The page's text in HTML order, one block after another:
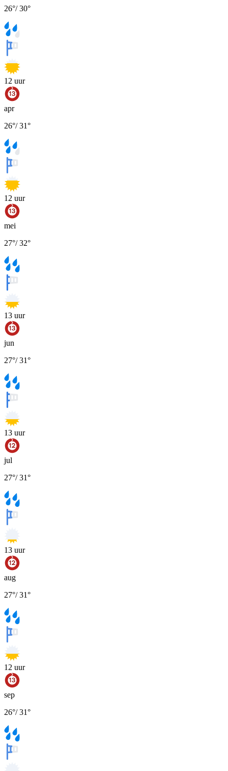
26°/30°
12 uur
apr
26°/31°
12 uur
mei
27°/32°
13 uur
jun
27°/31°
13 uur
jul
27°/31°
13 uur
aug
27°/31°
12 uur
sep
26°/31°